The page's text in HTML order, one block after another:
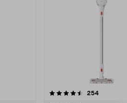
254arvostelut
4.5 viidestä